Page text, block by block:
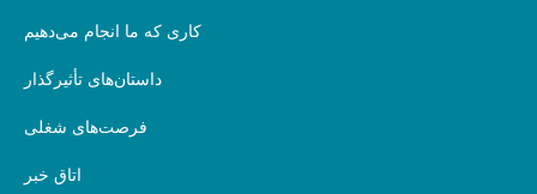
کاری که ما انجام می‌دهیم
داستان‌های تأثیرگذار
فرصت‌های شغلی
اتاق خبر